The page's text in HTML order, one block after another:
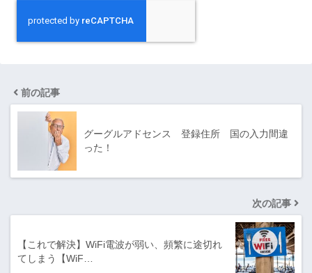
前の記事
グーグルアドセンス 登録住所 国の入力間違
った！
次の記事
【これで解決】WiFi電波が弱い、頻繁に途切れ
てしまう【WiF…